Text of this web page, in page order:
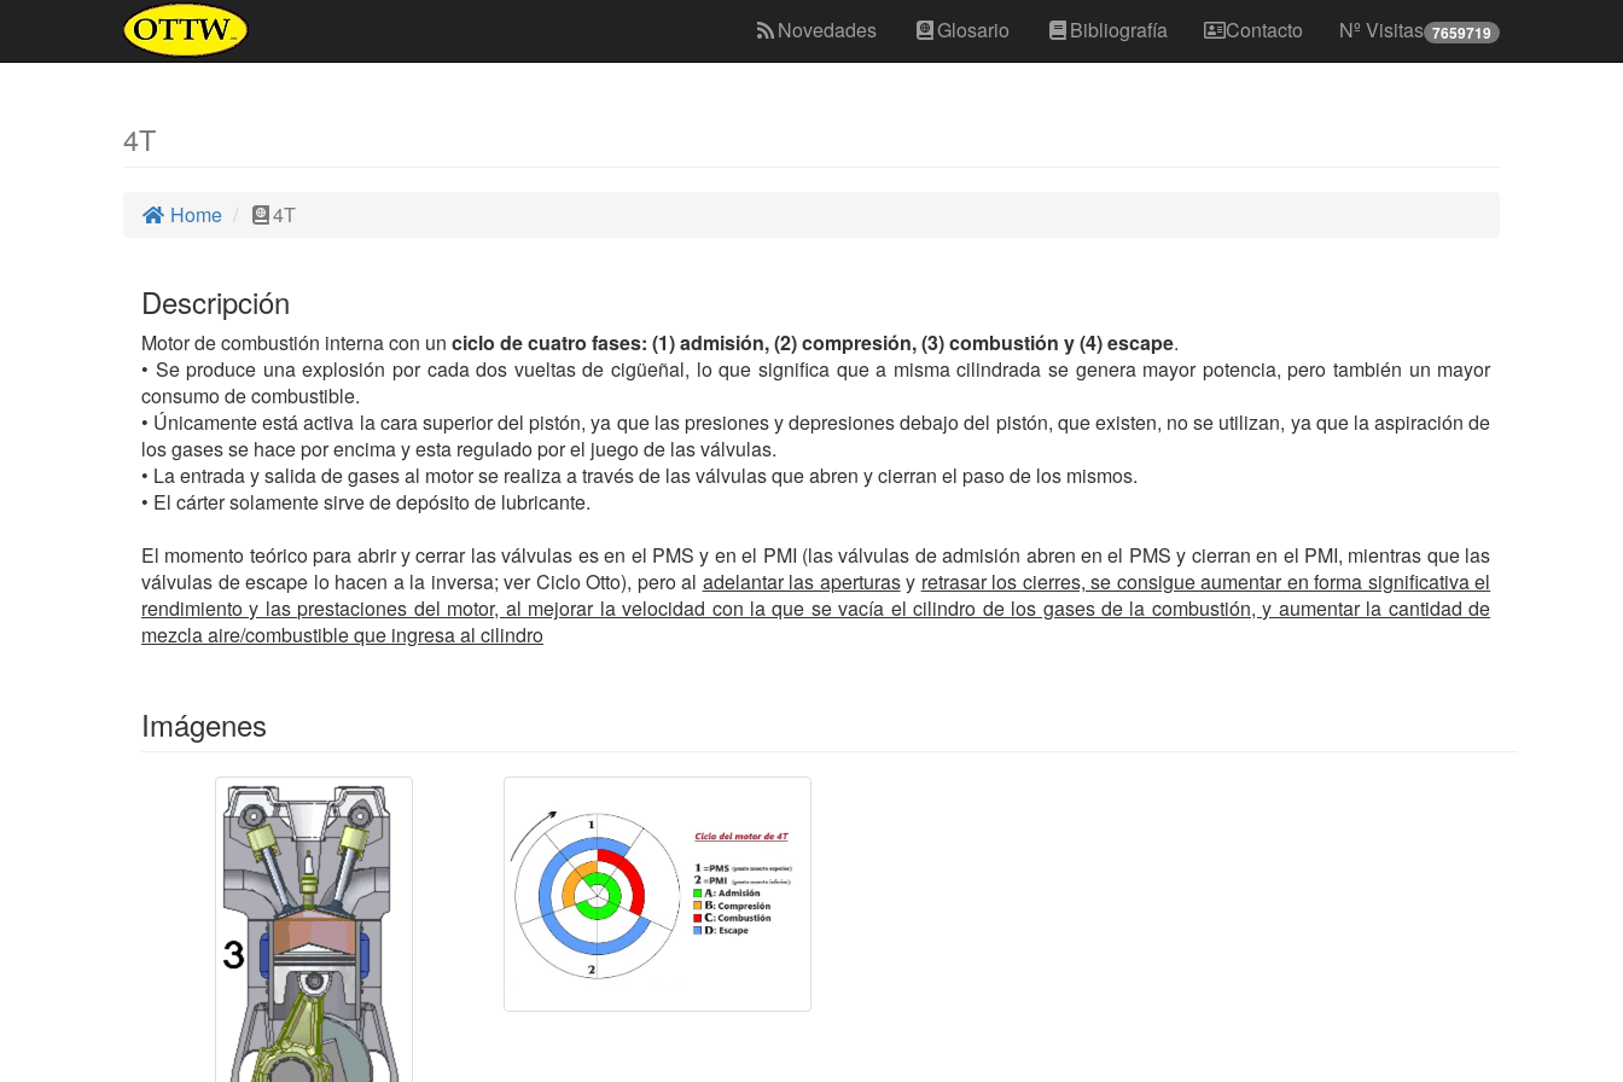
Novedades Glosario Bibliografía Contacto Nº Visitas 7659719
4T
Home 4T
Descripción
Motor de combustión interna con un ciclo de cuatro fases: (1) admisión, (2) compresión, (3) combustión y (4) escape.
• Se produce una explosión por cada dos vueltas de cigüeñal, lo que significa que a misma cilindrada se genera mayor potencia, pero también un mayor
consumo de combustible.
• Únicamente está activa la cara superior del pistón, ya que las presiones y depresiones debajo del pistón, que existen, no se utilizan, ya que la aspiración de
los gases se hace por encima y esta regulado por el juego de las válvulas.
• La entrada y salida de gases al motor se realiza a través de las válvulas que abren y cierran el paso de los mismos.
• El cárter solamente sirve de depósito de lubricante.
El momento teórico para abrir y cerrar las válvulas es en el PMS y en el PMI (las válvulas de admisión abren en el PMS y cierran en el PMI, mientras que las
válvulas de escape lo hacen a la inversa; ver Ciclo Otto), pero al adelantar las aperturasy retrasar los cierres, se consigue aumentar en forma significativa el
rendimiento y las prestaciones del motor, al mejorar la velocidad con la que se vacía el cilindro de los gases de la combustión, y aumentar la cantidad de
mezcla aire/combustible que ingresa al cilindro
Imágenes